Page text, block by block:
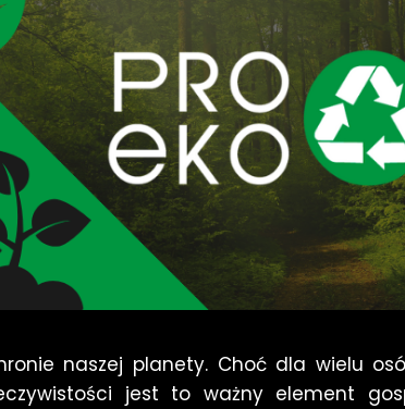
naszej planety. Choć dla wielu
jest to ważny element